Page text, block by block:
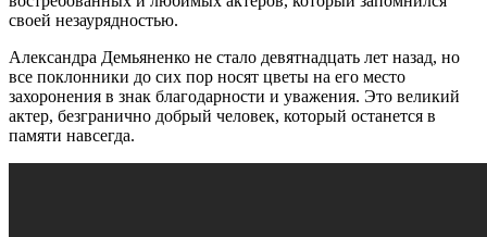
своей незаурядностью.
Александра Демьяненко не стало девятнадцать лет назад, но
все поклонники до сих пор носят цветы на его место
захоронения в знак благодарности и уважения. Это великий
актер, безгранично добрый человек, который останется в
памяти навсегда.